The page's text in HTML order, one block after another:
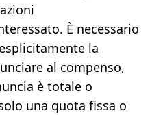
È necessario
la
al compenso,
è totale o
una quota fissa o